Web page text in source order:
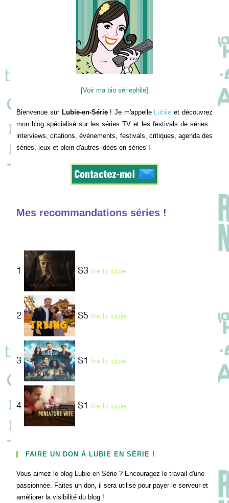
[Voir ma bio sériephile]
Bienvenue sur Lubie-en-Série! Je m'appelle Lubiie et découvrez
mon blog spécialisé sur les séries TV et les festivals de séries :
interviews, citations, événements, festivals, critiques, agenda des
séries, jeux et plein d'autres idées en séries !
Mes recommandations séries !
1 S3 lire la lubie
2 S5 lire la lubie
3 S1 lire la lubie
4 S1 lire la lubie
FAIRE UN DON À LUBIE EN SÉRIE !
Vous aimez le blog Lubie en Série ? Encouragez le travail d'une
passionnée. Faites un don, il sera utilisé pour payer le serveur et
améliorer la visibilité du blog !